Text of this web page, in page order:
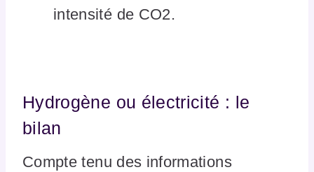
intensité de CO2.
Hydrogène ou électricité : le
bilan
Compte tenu des informations